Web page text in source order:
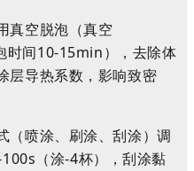
真空脱泡（真空
时间10-15min），去除体
层导热系数，影响致密
（喷涂、刷涂、刮涂）调
（涂-4杯），刮涂黏